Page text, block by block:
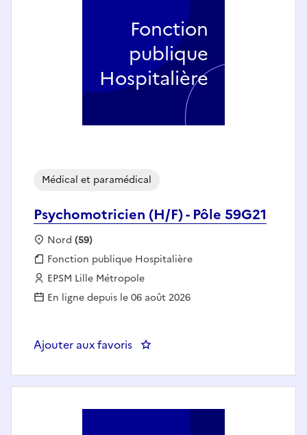
Psychomotricien (H/F) - Pôle 59G21
Médical et paramédical
Localisation :
Nord (59)
Fonction publique :
Fonction publique Hospitalière
Employeur :
EPSM Lille Métropole
En ligne depuis le 06 août 2026
Ajouter aux favoris : Psychomotricien (H/F) - Pôle
Fonction
publique
Hospitalière